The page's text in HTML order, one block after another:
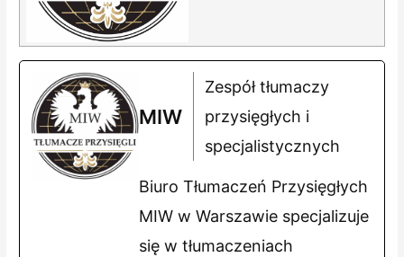
MIW
Zespół tłumaczy
przysięgłych i
specjalistycznych
Biuro Tłumaczeń Przysięgłych
MIW w Warszawie specjalizuje
się w tłumaczeniach